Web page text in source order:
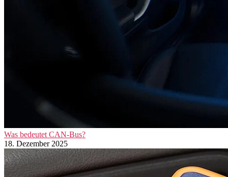
Was bedeutet CAN-Bus?
18. Dezember 2025